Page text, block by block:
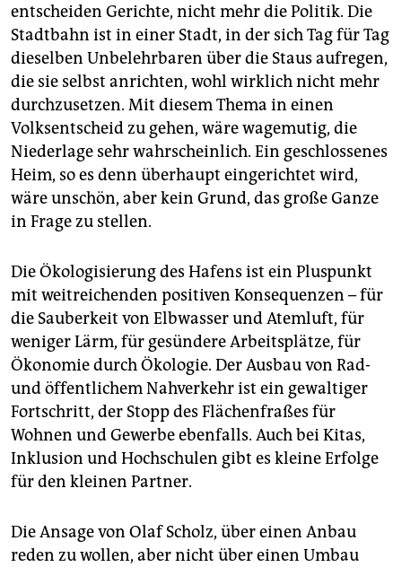
entscheiden Gerichte, nicht mehr die Politik. Die
Stadtbahn ist in einer Stadt, in der sich Tag für Tag
dieselben Unbelehrbaren über die Staus aufregen,
die sie selbst anrichten, wohl wirklich nicht mehr
durchzusetzen. Mit diesem Thema in einen
Volksentscheid zu gehen, wäre wagemutig, die
Niederlage sehr wahrscheinlich. Ein geschlossenes
Heim, so es denn überhaupt eingerichtet wird,
wäre unschön, aber kein Grund, das große Ganze
in Frage zu stellen.
Die Ökologisierung des Hafens ist ein Pluspunkt
mit weitreichenden positiven Konsequenzen – für
die Sauberkeit von Elbwasser und Atemluft, für
weniger Lärm, für gesündere Arbeitsplätze, für
Ökonomie durch Ökologie. Der Ausbau von Rad-
und öffentlichem Nahverkehr ist ein gewaltiger
Fortschritt, der Stopp des Flächenfraßes für
Wohnen und Gewerbe ebenfalls. Auch bei Kitas,
Inklusion und Hochschulen gibt es kleine Erfolge
für den kleinen Partner.
Die Ansage von Olaf Scholz, über einen Anbau
reden zu wollen, aber nicht über einen Umbau